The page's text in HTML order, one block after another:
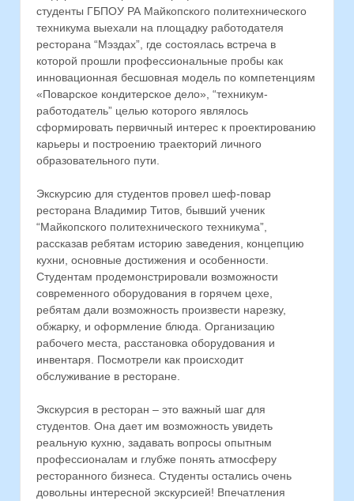
студенты ГБПОУ РА Майкопского политехнического
техникума выехали на площадку работодателя
ресторана “Мэздах”, где состоялась встреча в
которой прошли профессиональные пробы как
инновационная бесшовная модель по компетенциям
«Поварское кондитерское дело», “техникум-
работодатель” целью которого являлось
сформировать первичный интерес к проектированию
карьеры и построению траекторий личного
образовательного пути.
Экскурсию для студентов провел шеф-повар
ресторана Владимир Титов, бывший ученик
“Майкопского политехнического техникума”,
рассказав ребятам историю заведения, концепцию
кухни, основные достижения и особенности.
Студентам продемонстрировали возможности
современного оборудования в горячем цехе,
ребятам дали возможность произвести нарезку,
обжарку, и оформление блюда. Организацию
рабочего места, расстановка оборудования и
инвентаря. Посмотрели как происходит
обслуживание в ресторане.
Экскурсия в ресторан – это важный шаг для
студентов. Она дает им возможность увидеть
реальную кухню, задавать вопросы опытным
профессионалам и глубже понять атмосферу
ресторанного бизнеса. Студенты остались очень
довольны интересной экскурсией! Впечатления